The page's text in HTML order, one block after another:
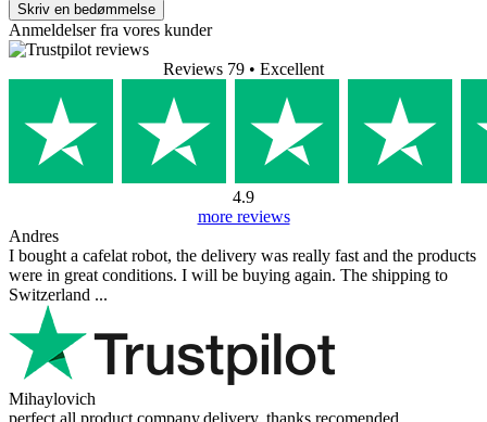
Skriv en bedømmelse
Anmeldelser fra vores kunder
Reviews 79 • Excellent
4.9
more reviews
Andres
I bought a cafelat robot, the delivery was really fast and the products
were in great conditions. I will be buying again. The shipping to
Switzerland ...
Mihaylovich